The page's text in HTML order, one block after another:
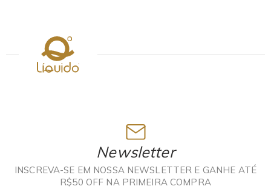
Newsletter
INSCREVA-SE EM NOSSA NEWSLETTER E GANHE ATÉ
R$50 OFF NA PRIMEIRA COMPRA